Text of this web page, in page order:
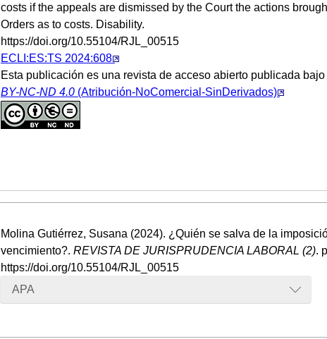
costs if the appeals are dismissed by the Court the actions
Orders as to costs. Disability.
https://doi.org/10.55104/RJL_00515
ECLI:ES:TS 2024:608
Esta publicación es una revista de acceso abierto publicada
BY-NC-ND 4.0 (Atribución-NoComercial-SinDerivados)
Molina Gutiérrez, Susana (2024). ¿Quién se salva de la
vencimiento?. REVISTA DE JURISPRUDENCIA LABORAL (2).
https://doi.org/10.55104/RJL_00515
APA